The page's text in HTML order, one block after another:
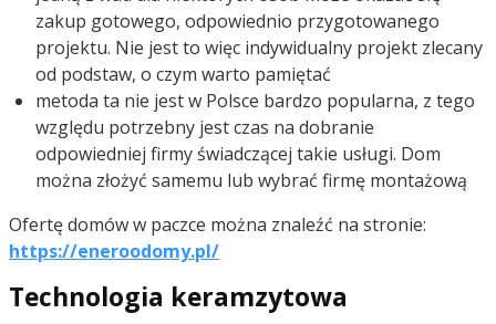
zakup gotowego, odpowiednio przygotowanego
projektu. Nie jest to więc indywidualny projekt zlecany
od podstaw, o czym warto pamiętać
metoda ta nie jest w Polsce bardzo popularna, z tego
względu potrzebny jest czas na dobranie
odpowiedniej firmy świadczącej takie usługi. Dom
można złożyć samemu lub wybrać firmę montażową
Ofertę domów w paczce można znaleźć na stronie:
https://eneroodomy.pl/
Technologia keramzytowa